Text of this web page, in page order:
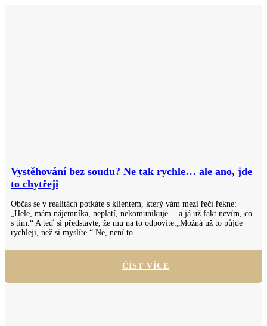
Vystěhování bez soudu? Ne tak rychle… ale ano, jde
to chytřeji
Občas se v realitách potkáte s klientem, který vám mezi řečí řekne:
„Hele, mám nájemníka, neplatí, nekomunikuje… a já už fakt nevím, co
s tím.“ A teď si představte, že mu na to odpovíte:„Možná už to půjde
rychleji, než si myslíte.“ Ne, není to...
ČÍST VÍCE